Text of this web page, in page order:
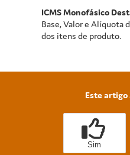
ICMS Monofásico
Base, Valor e Alíquota
dos itens de produto.
Este artigo
Sim